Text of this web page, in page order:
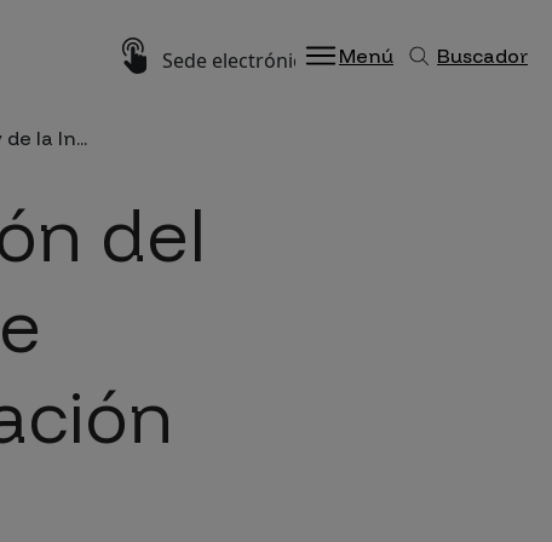
Menú
ImagenSede electrónica Buscador
la In...
del